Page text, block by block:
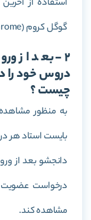
گوگل کروم (Google Chrome)
2- بعد از
دروس خود را
چیست ؟
به منظور
بایست استاد هر
دانجشو بعد از
درخواست
مشاهده کند.